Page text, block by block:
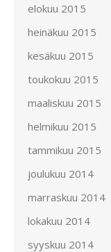
elokuu 2015
heinäkuu 2015
kesäkuu 2015
toukokuu 2015
maaliskuu 2015
helmikuu 2015
tammikuu 2015
joulukuu 2014
marraskuu 2014
lokakuu 2014
syyskuu 2014